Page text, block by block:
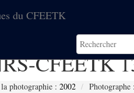
du CFEETK
CFEETK
photographie : 2002